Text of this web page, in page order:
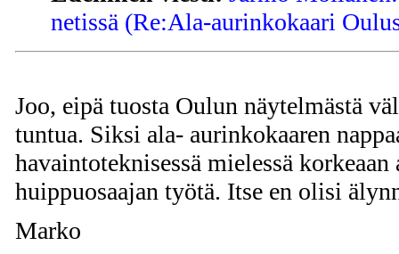
netissä (Re:Ala-aurinkokaari
Joo, eipä tuosta Oulun näytelmästä
tuntua. Siksi ala- aurinkokaaren
havaintoteknisessä mielessä
huippuosaajan työtä. Itse en olisi
Marko